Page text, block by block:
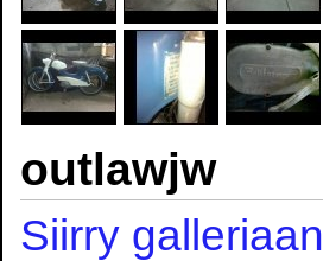
outlawjw
Siirry galleriaan